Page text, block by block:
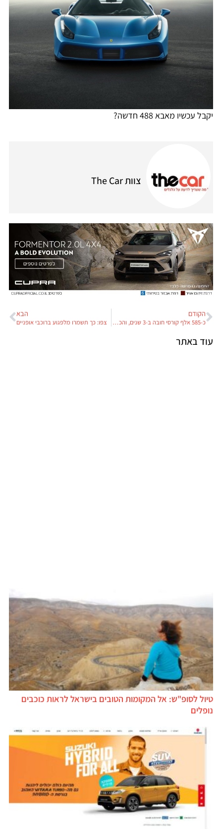
יקבל עכשיו מאבא 488 חדשה?
צוות The Car
הקודם
כ-585 אלף קורסי חובה ב-3 שנים, והכנסות של יותר מ-110 מיליון שקלים
הבא
צפו: כך תשמרו מלפגוע ברוכבי אופניים
עוד באתר
טיול לסופ"ש: אל המקומות הטובים בישראל לראות כוכבים
נופלים